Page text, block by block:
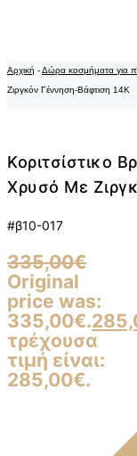
Αρχική -Δώρα κοσμήματα για
Ζιργκόν Γέννηση-Βάφτιση 14K
Κοριτσίστικο
Χρυσό Με
#β10-017
335,00€
Original
price was:
335,00€.
τρέχουσα
τιμή είναι:
285,00€.